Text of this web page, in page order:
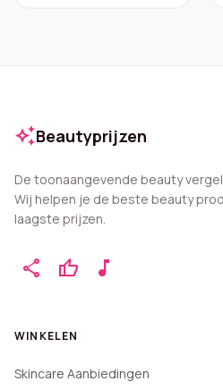
auto_awesomeBeautyprijzen
De toonaangevende beauty
Wij helpen je de beste beauty
laagste prijzen.
share thumb_up music_note
WINKELEN
Skincare Aanbiedingen